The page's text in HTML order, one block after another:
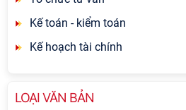
Kế toán - kiểm toán
Kế hoạch tài chính
LOẠI VĂN BẢN